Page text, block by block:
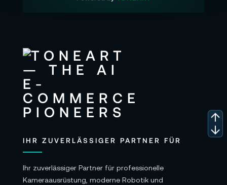
IHR ZUVERLÄSSIGER PARTNER FÜR
Ihr zuverlässiger Partner für professionelle
Kameraausrüstung, moderne Robotik und